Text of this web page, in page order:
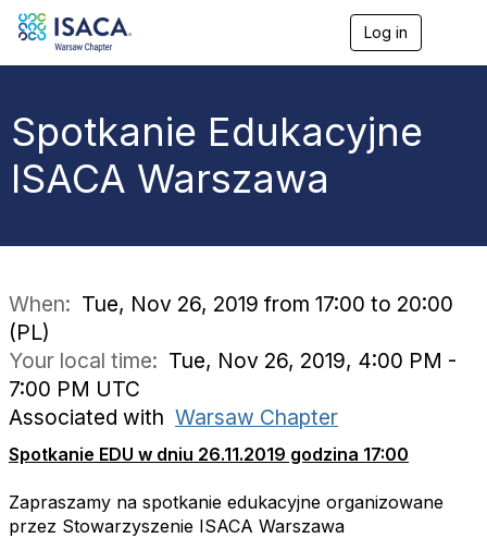
Log in
a
Spotkanie Edukacyjne
ISACA Warszawa
When: Tue, Nov 26, 2019 from 17:00 to 20:00
(PL)
Your local time: Tue, Nov 26, 2019, 4:00 PM -
7:00 PM UTC
Associated with Warsaw Chapter
Spotkanie EDU w dniu 26.11.2019 godzina 17:00
Zapraszamy na spotkanie edukacyjne organizowane
przez Stowarzyszenie ISACA Warszawa